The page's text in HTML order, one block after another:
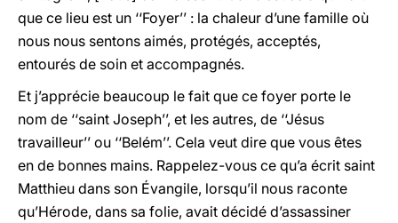
que ce lieu est un ‘‘Foyer’’ : la chaleur d’une famille où
nous nous sentons aimés, protégés, acceptés,
entourés de soin et accompagnés.
Et j’apprécie beaucoup le fait que ce foyer porte le
nom de ‘‘saint Joseph’’, et les autres, de ‘‘Jésus
travailleur’’ ou ‘‘Belém’’. Cela veut dire que vous êtes
en de bonnes mains. Rappelez-vous ce qu’a écrit saint
Matthieu dans son Évangile, lorsqu’il nous raconte
qu’Hérode, dans sa folie, avait décidé d’assassiner